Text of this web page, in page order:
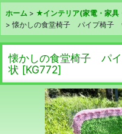
ホーム > ★インテリア(家電・家具
> 懐かしの食堂椅子 パイプ椅
懐かしの食堂椅子
状 [KG772]